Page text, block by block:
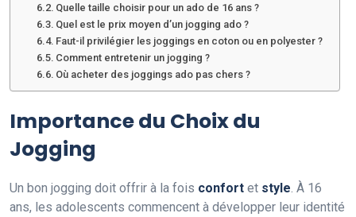
Quelle taille choisir pour un ado de 16 ans ?
Quel est le prix moyen d’un jogging ado ?
Faut-il privilégier les joggings en coton ou en polyester ?
Comment entretenir un jogging ?
Où acheter des joggings ado pas chers ?
Importance du Choix du
Jogging
Un bon jogging doit offrir à la fois confort et style . À 16
ans, les adolescents commencent à développer leur identité